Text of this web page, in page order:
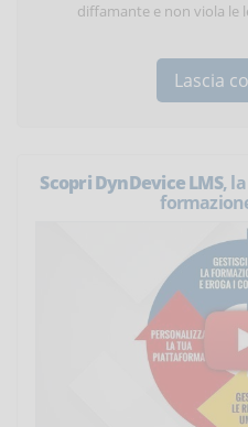
diffamante e non viola le
Scopri DynDevice LMS,